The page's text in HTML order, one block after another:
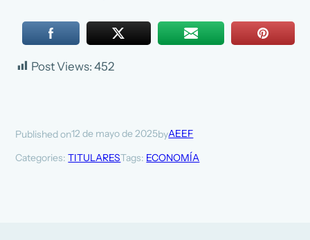
Post Views: 452
Published on12 de mayo de 2025byAEEF
Categories:TITULARESTags: ECONOMÍA